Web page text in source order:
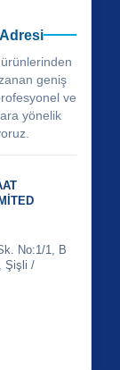
geniş
ve
yönelik
No:1/1, B
Şişli /